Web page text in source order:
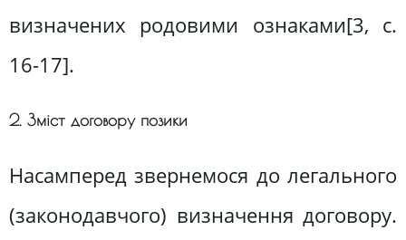
визначених родовими ознаками[3, c.
16-17].
2. Зміст договору позики
Насамперед звернемося до легального
(законодавчого) визначення договору.